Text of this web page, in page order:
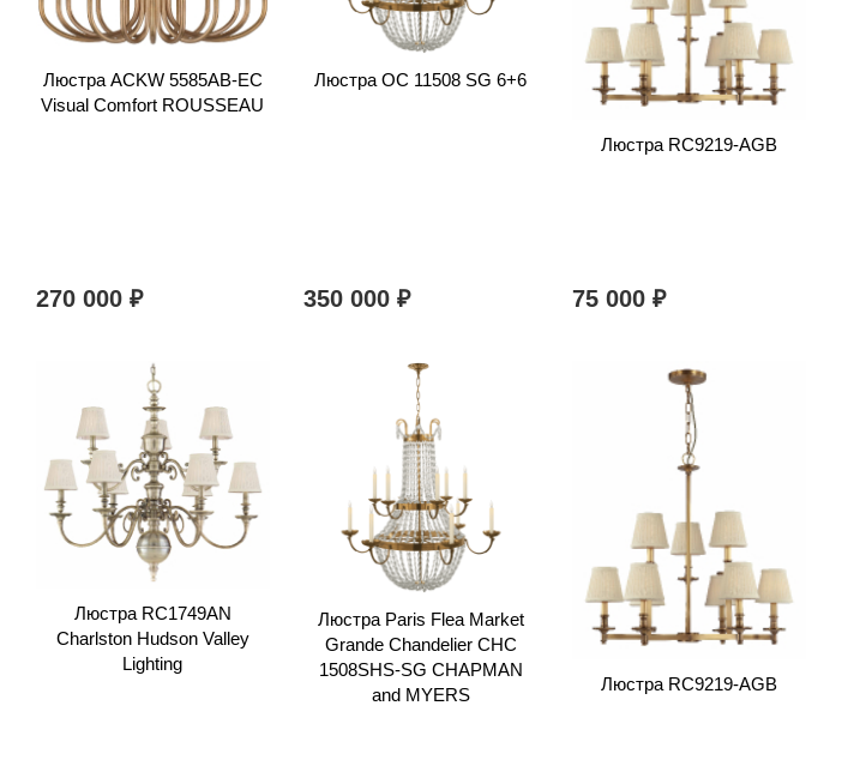
Люстра ACKW 5585AB-EC
Visual Comfort ROUSSEAU
270 000 ₽
Люстра OC 11508 SG 6+6
350 000₽
Люстра RC9219-AGB
75 000 ₽
Люстра RC1749AN
Charlston Hudson Valley
Lighting
Люстра Paris Flea Market
Grande Chandelier CHC
1508SHS-SG CHAPMAN
and MYERS
Люстра RC9219-AGB